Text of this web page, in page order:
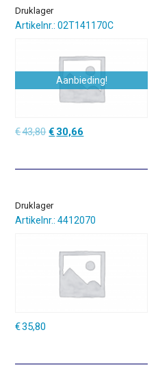
Druklager
Artikelnr.: 02T141170C
Aanbieding!
€43,80Oorspronkelijke
€43,80.
€ 30,66
€30,66.
Druklager
Artikelnr.: 4412070
€35,80